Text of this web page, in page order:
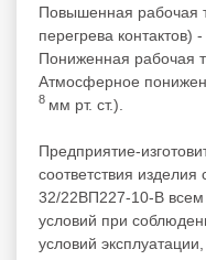
Повышенная рабочая
перегрева контактов)
Пониженная рабочая
Атмосферное
8 мм рт. ст.).
Предприятие-
соответствия
32/22ВП227-10-В всем
условий при
условий